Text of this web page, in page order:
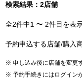
検索結果：2店舗
全2件中1 〜 2件目を表
予約申込する店舗/購入
申し込み後に店舗を変更
予約手続きにはログイン